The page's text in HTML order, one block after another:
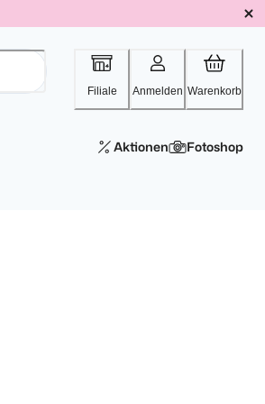
Filiale Anmelden Warenkorb
Aktionen Fotoshop